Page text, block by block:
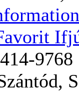
9768
,